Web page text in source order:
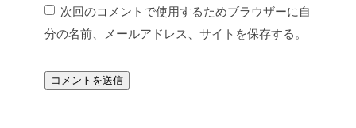
次回のコメントで使用するためブラウザーに自
分の名前、メールアドレス、サイトを保存する。